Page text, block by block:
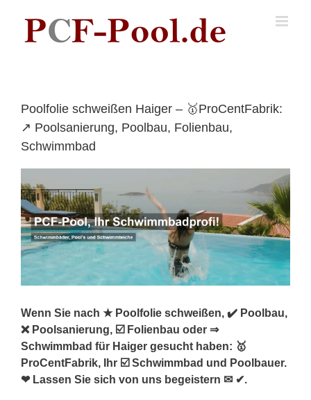
content
Poolfolie schweißen Haiger – 🥇ProCentFabrik:
↗️ Poolsanierung, Poolbau, Folienbau,
Schwimmbad
Wenn Sie nach ★ Poolfolie schweißen, ✔️ Poolbau,
❌ Poolsanierung, ☑️ Folienbau oder ⇒
Schwimmbad für Haiger gesucht haben: 🥇
ProCentFabrik, Ihr ☑️ Schwimmbad und Poolbauer.
❤ Lassen Sie sich von uns begeistern ✉ ✔.